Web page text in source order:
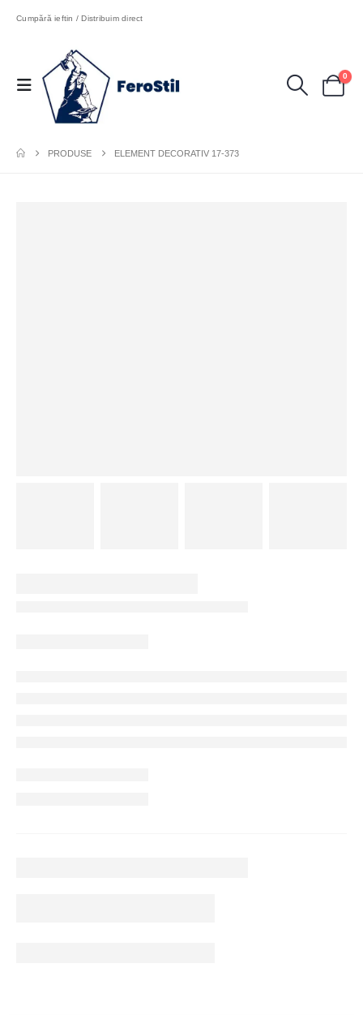
Cumpără ieftin / Distribuim direct
0
PRODUSE ELEMENT DECORATIV 17-373